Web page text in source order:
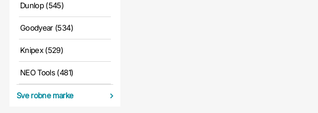
Dunlop (545)
Goodyear (534)
Knipex (529)
NEO Tools (481)
Sve robne marke